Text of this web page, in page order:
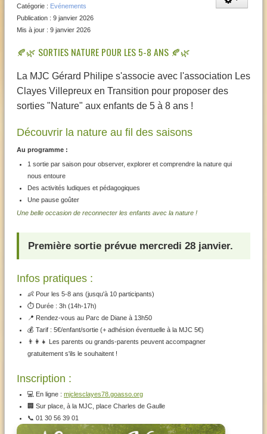
Catégorie : Evénements
Publication : 9 janvier 2026
Mis à jour : 9 janvier 2026
🍂🌿 SORTIES NATURE POUR LES 5-8 ANS 🍂🌿
La MJC Gérard Philipe s'associe avec l'association Les
Clayes Villepreux en Transition pour proposer des
sorties "Nature" aux enfants de 5 à 8 ans !
Découvrir la nature au fil des saisons
Au programme :
1 sortie par saison pour observer, explorer et comprendre la nature qui
nous entoure
Des activités ludiques et pédagogiques
Une pause goûter
Une belle occasion de reconnecter les enfants avec la nature !
Première sortie prévue mercredi 28 janvier.
Infos pratiques :
👶 Pour les 5-8 ans (jusqu'à 10 participants)
⏱️ Durée : 3h (14h-17h)
📍 Rendez-vous au Parc de Diane à 13h50
💰 Tarif : 5€/enfant/sortie (+ adhésion éventuelle à la MJC 5€)
👨‍👩‍👧 Les parents ou grands-parents peuvent accompagner
gratuitement s'ils le souhaitent !
Inscription :
💻 En ligne : mjclesclayes78.goasso.org
🏢 Sur place, à la MJC, place Charles de Gaulle
📞 01 30 56 39 01